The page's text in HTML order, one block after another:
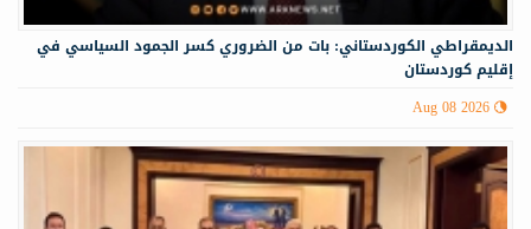
الديمقراطي الكوردستاني: بات من الضروري كسر الجمود السياسي في
إقليم كوردستان
Aug 08 2026